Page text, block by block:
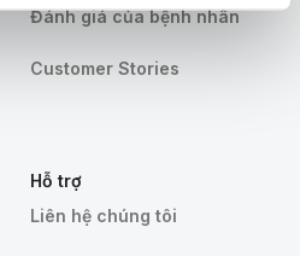
Đánh giá của bệnh nhân
Customer Stories
Hỗ trợ
Liên hệ chúng tôi